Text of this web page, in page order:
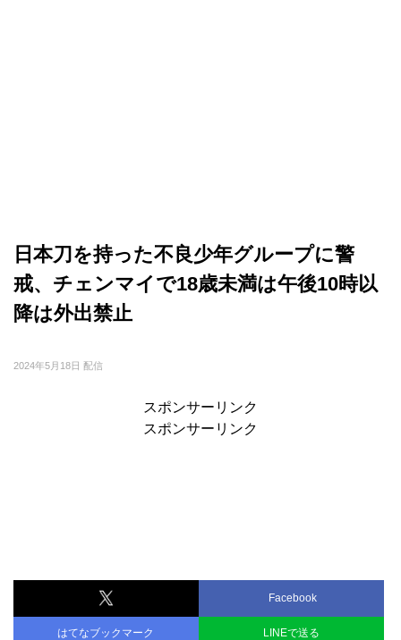
日本刀を持った不良少年グループに警
戒、チェンマイで18歳未満は午後10時以
降は外出禁止
2024年5月18日 配信
スポンサーリンク
スポンサーリンク
Facebook
はてなブックマーク LINEで送る